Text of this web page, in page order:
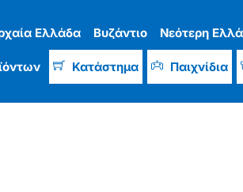
Ελλάδα Βυζάντιο Νεότερη
Κατάστημα Παιχνίδια